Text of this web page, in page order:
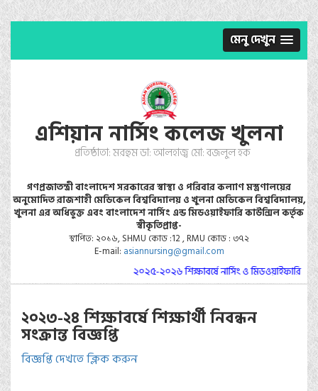
মেনু দেখুন
এশিয়ান নার্সিং কলেজ খুলনা
প্রতিষ্ঠাতা: মরহুম ডা: আলহাজ্ব মো: বজলুল হক
গণপ্রজাতন্ত্রী বাংলাদেশ সরকারের স্বাস্থ্য ও পরিবার কল্যাণ মস্ত্রণালয়ের
অনুমোদিত রাজশাহী মেডিকেল বিশ্ববিদ্যালয় ও খুলনা মেডিকেল বিশ্ববিদ্যালয়,
খুলনা এর অধিভুক্ত এবং বাংলাদেশ নার্সিং এন্ড মিডওয়াইফারি কাউন্সিল কর্তৃক
স্বীকৃতিপ্রাপ্ত-
স্থাপিত: ২০১৬, SHMU কোড :12 , RMU কোড : ৩৭২
E-mail: asiannursing@gmail.com
২০২৫-২০২৬ শিক্ষাবর্ষে নার্সিং ও মিডওয়াইফারি
২০২৩-২৪ শিক্ষাবর্ষে শিক্ষার্থী নিবন্ধন
সংক্রান্ত বিজ্ঞপ্তি
বিজ্ঞপ্তি দেখতে ক্লিক করুন